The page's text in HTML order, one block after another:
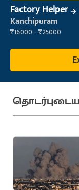
Factory Helper
Kanchipuram
₹16000 - ₹25000